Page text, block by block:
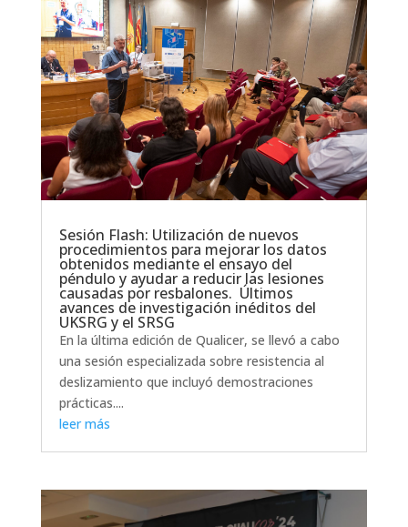
Sesión Flash: Utilización de nuevos
procedimientos para mejorar los datos
obtenidos mediante el ensayo del
péndulo y ayudar a reducir las lesiones
causadas por resbalones. Últimos
avances de investigación inéditos del
UKSRG y el SRSG
En la última edición de Qualicer, se llevó a cabo
una sesión especializada sobre resistencia al
deslizamiento que incluyó demostraciones
prácticas....
leer más